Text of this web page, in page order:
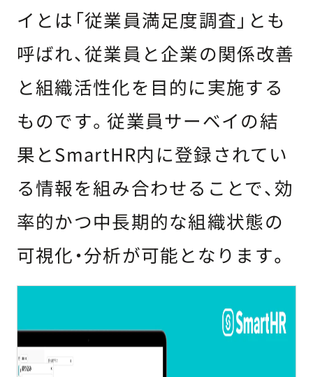
イとは「従業員満足度調査」とも
呼ばれ、従業員と企業の関係改善
と組織活性化を目的に実施する
ものです。従業員サーベイの結
果とSmartHR内に登録されてい
る情報を組み合わせることで、効
率的かつ中長期的な組織状態の
可視化・分析が可能となります。